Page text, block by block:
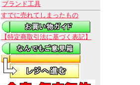
ブランド工具
すでに売れてしまったもの
【特定商取引法に基づく表記】